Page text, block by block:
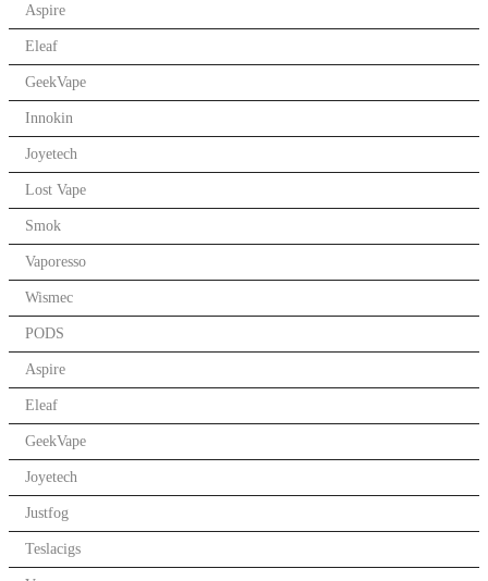
Aspire
Eleaf
GeekVape
Innokin
Joyetech
Lost Vape
Smok
Vaporesso
Wismec
PODS
Aspire
Eleaf
GeekVape
Joyetech
Justfog
Teslacigs